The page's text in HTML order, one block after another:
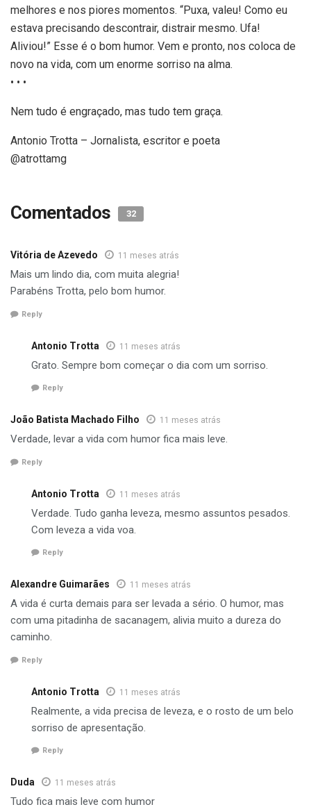
melhores e nos piores momentos. “Puxa, valeu! Como eu
estava precisando descontrair, distrair mesmo. Ufa!
Aliviou!” Esse é o bom humor. Vem e pronto, nos coloca de
novo na vida, com um enorme sorriso na alma.
• • •
Nem tudo é engraçado, mas tudo tem graça.
Antonio Trotta – Jornalista, escritor e poeta
@atrottamg
Comentados 32
Vitória de Azevedo 11 meses atrás
Mais um lindo dia, com muita alegria!
Parabéns Trotta, pelo bom humor.
Reply
Antonio Trotta 11 meses atrás
Grato. Sempre bom começar o dia com um sorriso.
Reply
João Batista Machado Filho 11 meses atrás
Verdade, levar a vida com humor fica mais leve.
Reply
Antonio Trotta 11 meses atrás
Verdade. Tudo ganha leveza, mesmo assuntos pesados.
Com leveza a vida voa.
Reply
Alexandre Guimarães 11 meses atrás
A vida é curta demais para ser levada a sério. O humor, mas
com uma pitadinha de sacanagem, alivia muito a dureza do
caminho.
Reply
Antonio Trotta 11 meses atrás
Realmente, a vida precisa de leveza, e o rosto de um belo
sorriso de apresentação.
Reply
Duda 11 meses atrás
Tudo fica mais leve com humor